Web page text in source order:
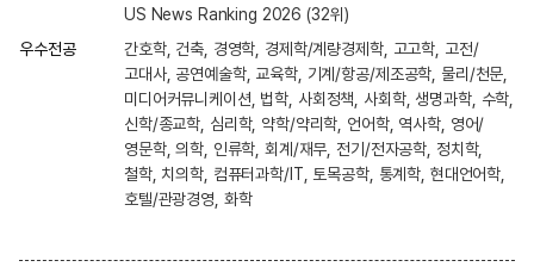
US News Ranking 2026 (32위)
우수전공
간호학, 건축, 경영학, 경제학/계량경제학, 고고학, 고전/
고대사, 공연예술학, 교육학, 기계/항공/제조공학, 물리/천문,
미디어커뮤니케이션, 법학, 사회정책, 사회학, 생명과학, 수학,
신학/종교학, 심리학, 약학/약리학, 언어학, 역사학, 영어/
영문학, 의학, 인류학, 회계/재무, 전기/전자공학, 정치학,
철학, 치의학, 컴퓨터과학/IT, 토목공학, 통계학, 현대언어학,
호텔/관광경영, 화학